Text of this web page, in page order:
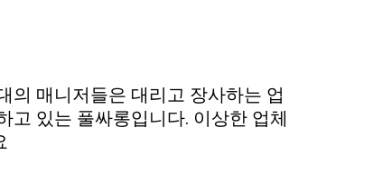
의 매니저들은 대리고 장사하는 업
고 있는 풀싸롱입니다. 이상한 업체